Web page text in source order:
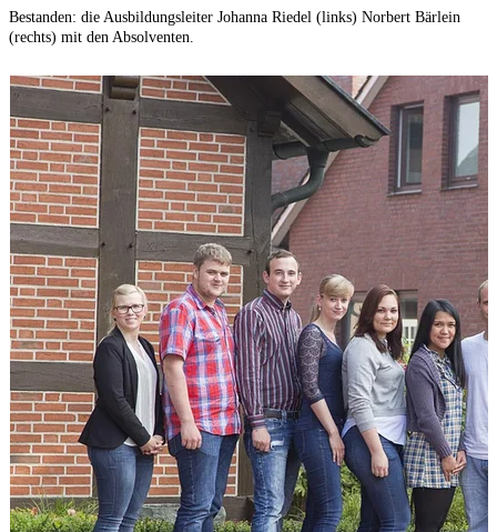
Bestanden: die Ausbildungsleiter Johanna Riedel (links) Norbert Bärlein
(rechts) mit den Absolventen.